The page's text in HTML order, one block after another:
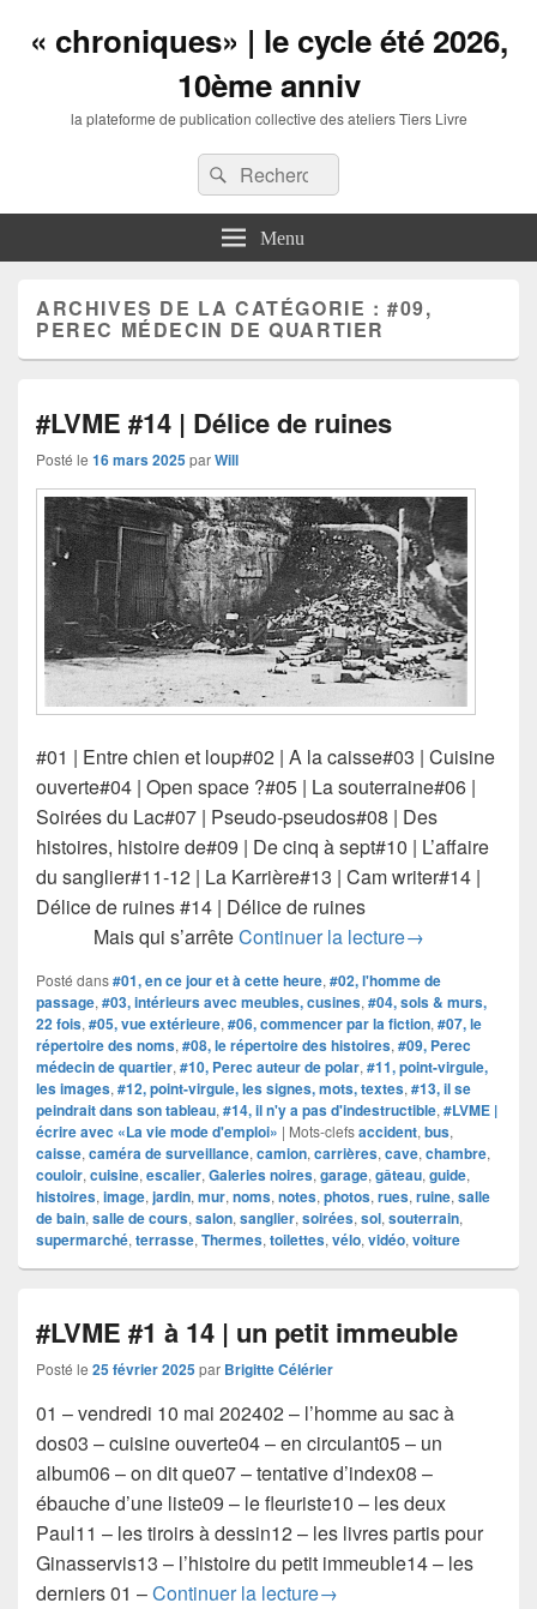
« chroniques» | le cycle été 2026,
10ème anniv
la plateforme de publication collective des ateliers Tiers Livre
Recherche :Recherche
Menu
ARCHIVES DE LA CATÉGORIE :#09,
PEREC MÉDECIN DE QUARTIER
#LVME #14 | Délice de ruines
Posté le 16 mars 2025parWill
#01 | Entre chien et loup#02 | A la caisse#03 | Cuisine
ouverte#04 | Open space ?#05 | La souterraine#06 |
Soirées du Lac#07 | Pseudo-pseudos#08 | Des
histoires, histoire de#09 | De cinq à sept#10 | L’affaire
du sanglier#11-12 | La Karrière#13 | Cam writer#14 |
Délice de ruines #14 | Délice de ruines
Mais qui s’arrêteContinuer la lecture#LVME #14 |
→
Posté dans#01, en ce jour et à cette heure,#02, l'homme de
passage,#03, intérieurs avec meubles, cusines,#04, sols & murs,
22 fois,#05, vue extérieure,#06, commencer par la fiction,#07, le
répertoire des noms,#08, le répertoire des histoires,#09, Perec
médecin de quartier,#10, Perec auteur de polar,#11, point-virgule,
les images,#12, point-virgule, les signes, mots, textes,#13, il se
peindrait dans son tableau,#14, il n'y a pas d'indestructible,#LVME |
écrire avec «La vie mode d'emploi» | Mots-clefsaccident,bus,
caisse,caméra de surveillance,camion,carrières,cave,chambre,
couloir,cuisine,escalier,Galeries noires,garage,gâteau,guide,
histoires,image,jardin,mur,noms,notes,photos,rues,ruine,salle
de bain,salle de cours,salon,sanglier,soirées,sol,souterrain,
supermarché,terrasse,Thermes,toilettes,vélo,vidéo,voiture
#LVME #1 à 14 | un petit immeuble
Posté le 25 février 2025par Brigitte Célérier
01 – vendredi 10 mai 202402 – l’homme au sac à
dos03 – cuisine ouverte04 – en circulant05 – un
album06 – on dit que07 – tentative d’index08 –
ébauche d’une liste09 – le fleuriste10 – les deux
Paul11 – les tiroirs à dessin12 – les livres partis pour
Ginasservis13 – l’histoire du petit immeuble14 – les
derniers 01 –Continuer la lecture#LVME #1 à 14 | un petit
→